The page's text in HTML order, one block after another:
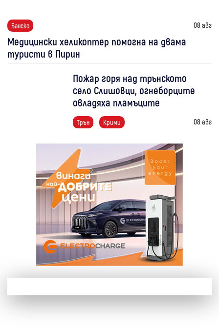
Банско 08 авг
Медицински хеликоптер помогна на двама
туристи в Пирин
Пожар горя над трънското
село Слишовци, огнеборците
овладяха пламъците
Трън Крими 08 авг